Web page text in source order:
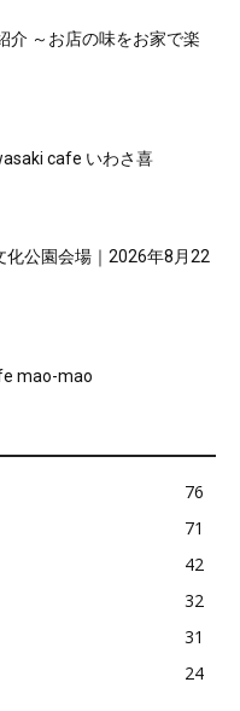
介 ～お店の味をお家で楽
cafe いわさ喜
化公園会場｜2026年8月22
mao-mao
76
71
42
32
31
24